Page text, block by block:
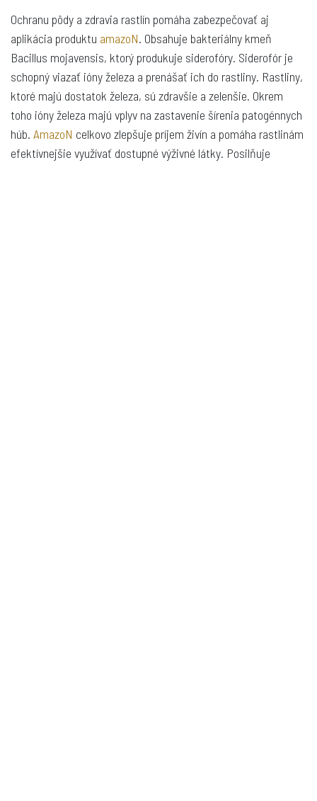
Ochranu pôdy a zdravia rastlín pomáha zabezpečovať aj
aplikácia produktu amazoN. Obsahuje bakteriálny kmeň
Bacillus mojavensis, ktorý produkuje siderofóry. Siderofór je
schopný viazať ióny železa a prenášať ich do rastliny. Rastliny,
ktoré majú dostatok železa, sú zdravšie a zelenšie. Okrem
toho ióny železa majú vplyv na zastavenie šírenia patogénnych
húb. AmazoN celkovo zlepšuje príjem živín a pomáha rastlinám
efektívnejšie využívať dostupné výživné látky. Posilňuje